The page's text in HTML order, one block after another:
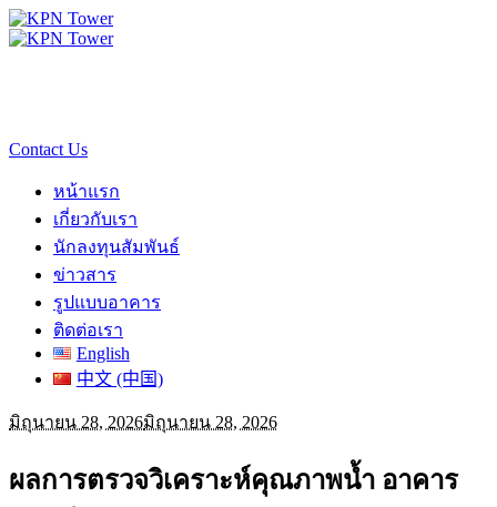
Contact Us
หน้าแรก
เกี่ยวกับเรา
นักลงทุนสัมพันธ์
ข่าวสาร
รูปแบบอาคาร
ติดต่อเรา
English
中文 (中国)
มิถุนายน 28, 2026มิถุนายน 28, 2026
ผลการตรวจวิเคราะห์คุณภาพน้ำ อาคาร